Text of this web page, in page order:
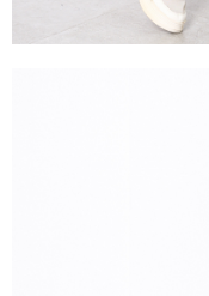
https://aftee.tw/terms/#terms3
３．未成年的使用者請事先
４．使用「AFTEE先享後
時審查核予不同之上限額
５．嚴禁一人註冊多個帳
恩沛科技股份有限公司將有